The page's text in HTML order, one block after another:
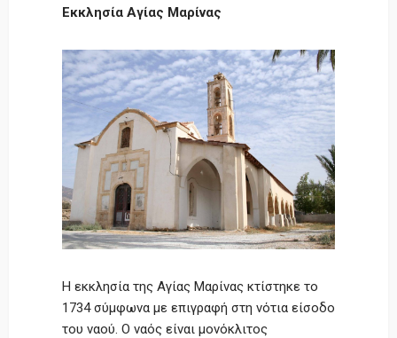
Εκκλησία Αγίας Μαρίνας
Η εκκλησία της Αγίας Μαρίνας κτίστηκε το
1734 σύμφωνα με επιγραφή στη νότια είσοδο
του ναού. Ο ναός είναι μονόκλιτος